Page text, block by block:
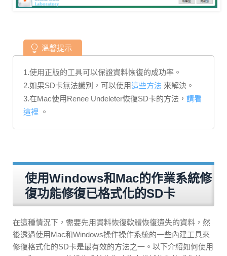
溫馨提示
1.使用正版的工具可以保證資料恢復的成功率。
2.如果SD卡無法識別，可以使用這些方法 來解決。
3.在Mac使用Renee Undeleter恢復SD卡的方法， 請看
這裡 。
使用Windows和Mac的作業系統修
復功能修復已格式化的SD卡
在這種情況下，需要先用資料恢復軟體恢復遺失的資料，然
後透過使用Mac和Windows操作操作系統的一些內建工具來
修復格式化的SD卡是最有效的方法之一。以下介紹如何使用